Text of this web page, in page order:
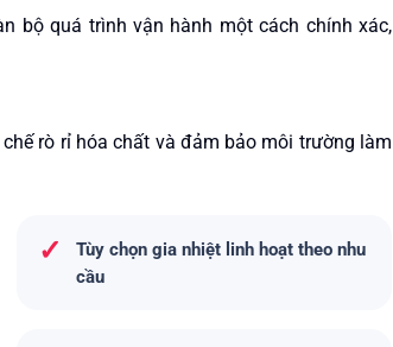
bộ quá trình vận hành một cách chính xác,
rò rỉ hóa chất và đảm bảo môi trường làm
✓
Tùy chọn gia nhiệt linh hoạt theo nhu
cầu